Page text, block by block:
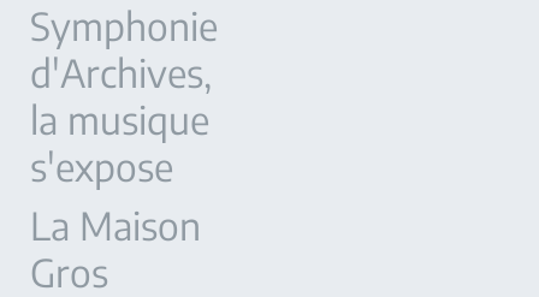
Symphonie
d'Archives,
la musique
s'expose
La Maison
Gros